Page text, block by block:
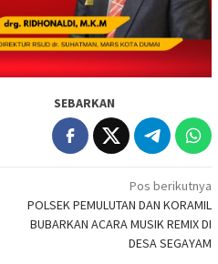
SEBARKAN
Pos berikutnya
POLSEK PEMULUTAN DAN KORAMIL
BUBARKAN ACARA MUSIK REMIX DI
DESA SEGAYAM